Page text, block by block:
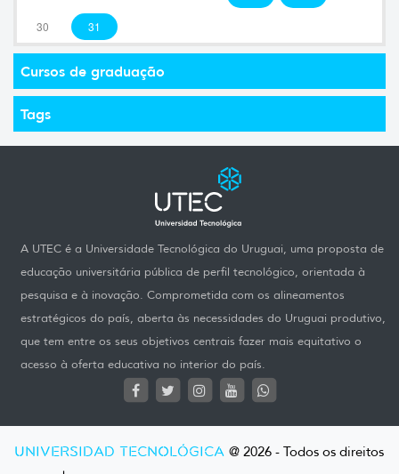
30 31
Cursos de graduação
Tags
A UTEC é a Universidade Tecnológica do Uruguai, uma proposta de
educação universitária pública de perfil tecnológico, orientada à
pesquisa e à inovação. Comprometida com os alineamentos
estratégicos do país, aberta às necessidades do Uruguai produtivo,
que tem entre os seus objetivos centrais fazer mais equitativo o
acesso à oferta educativa no interior do país.
UNIVERSIDAD TECNOLÓGICA @ 2026 - Todos os direitos